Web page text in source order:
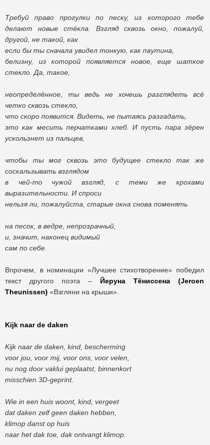
Требуй право прогулки по песку, из которого тебе
делают новые стёкла. Взгляд сквозь окно, пожалуй,
другой, не такой, как
если бы ты сначала увидел тонкую, как паутина,
белизну, из которой появляется новое, еще шаткое
стекло. Да, такое,
неопределённое, ты ведь не хочешь разглядеть всё
четко сквозь стекло,
что скоро появится. Видеть, не пытаясь разгадать,
это как месить перчатками хлеб. И пусть пара зёрен
ускользнет из пальцев,
чтобы ты мог сквозь это будущее стекло так же
соскальзывать взглядом
в чей-то чужой взгляд, с теми же крохами
выразительности. И спроси
нельзя ли, пожалуйста, старые окна снова поменять
на песок, в ведре, непрозрачный,
и, значит, наконец видимый
сам по себе.
Впрочем, в номинации «Лучшее стихотворение» победил
текст другого поэта – Йеруна Тёниссена (Jeroen
Theunissen) «Взгляни на крыши».
Kijk naar de daken
Kijk naar de daken, kind, bescherming
voor jou, voor mij, voor ons, voor velen,
nu nog door vaklui geplaatst, binnenkort
misschien 3D-geprint.
Wie in een huis woont, kind, vergeet
dat daken zelf geen daken hebben,
klimop danst op huis
naar het dak toe, dak ontvangt klimop.